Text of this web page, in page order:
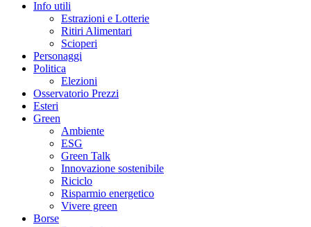
Info utili
Estrazioni e Lotterie
Ritiri Alimentari
Scioperi
Personaggi
Politica
Elezioni
Osservatorio Prezzi
Esteri
Green
Ambiente
ESG
Green Talk
Innovazione sostenibile
Riciclo
Risparmio energetico
Vivere green
Borse